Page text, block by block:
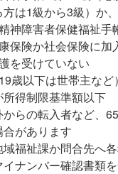
は1級から3級）か
神障害者保健福祉手
保険か社会保険に加
を受けていない
歳以下は世帯主な
得制限基準額以下
からの転入者など、
があります
福祉課か問合先へ各
ナンバー確認書類